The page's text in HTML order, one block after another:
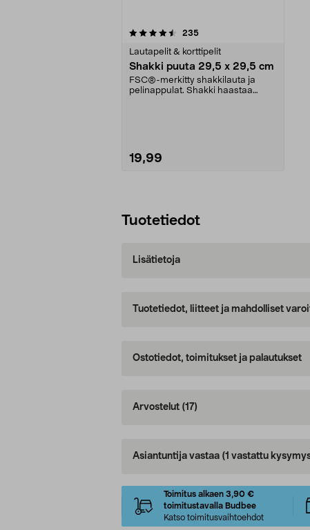
235arvostelut
Lautapelit & korttipelit
Shakki puuta 29,5 x 29,5 cm
FSC®-merkitty shakkilauta ja
pelinappulat. Shakki haastaa
19,99
Tuotetiedot
Lisätietoja
Tuotetiedot, liitteet ja mahdolliset
Ostotiedot, toimitukset ja palautukset
Arvostelut (17)
Asiantuntija vastaa (1 vastattu
Toimitus alkaen 3,90 €
toimitustavalla Budbee
Katso toimitusvaihtoehdot